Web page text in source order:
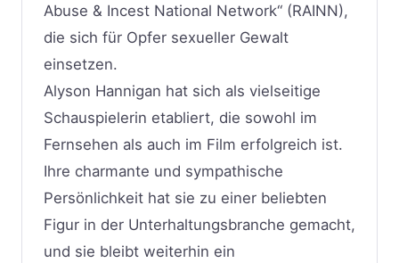
Abuse & Incest National Network“ (RAINN),
die sich für Opfer sexueller Gewalt
einsetzen.
Alyson Hannigan hat sich als vielseitige
Schauspielerin etabliert, die sowohl im
Fernsehen als auch im Film erfolgreich ist.
Ihre charmante und sympathische
Persönlichkeit hat sie zu einer beliebten
Figur in der Unterhaltungsbranche gemacht,
und sie bleibt weiterhin ein